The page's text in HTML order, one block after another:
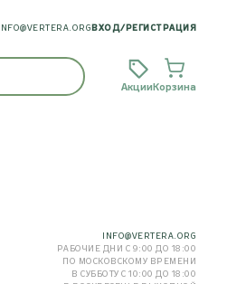
INFO@VERTERA.ORG ВХОД/ РЕГИСТРАЦИЯ
Акции Корзина
INFO@VERTERA.ORG
РАБОЧИЕ ДНИ С 9:00 ДО 18:00
ПО МОСКОВСКОМУ ВРЕМЕНИ
В СУББОТУ С 10:00 ДО 18:00